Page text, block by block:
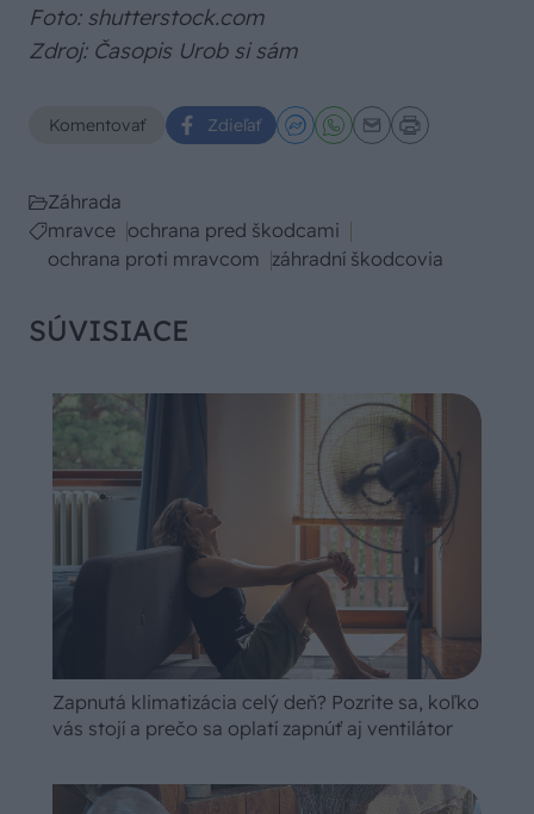
Foto: shutterstock.com
Zdroj: Časopis Urob si sám
Komentovať Zdieľať
Záhrada
mravce ochrana pred škodcami
ochrana proti mravcom záhradní škodcovia
SÚVISIACE
Zapnutá klimatizácia celý deň? Pozrite sa, koľko
vás stojí a prečo sa oplatí zapnúť aj ventilátor